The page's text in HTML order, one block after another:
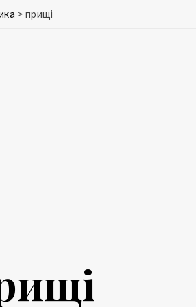
> прищі